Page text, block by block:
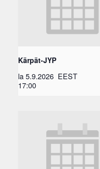
Kärpät-JYP
la 5.9.2026
17:00
EEST